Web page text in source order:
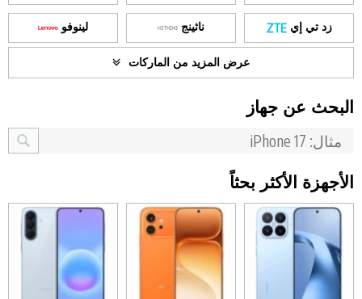
زد تي إي ناثينج لينوفو
عرض المزيد من الماركات
البحث عن جهاز
الأجهزة الأكثر بحثاً